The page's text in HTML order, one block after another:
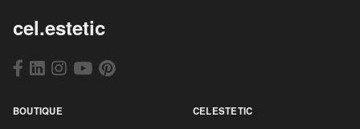
cel.estetic
BOUTIQUE CELESTETIC